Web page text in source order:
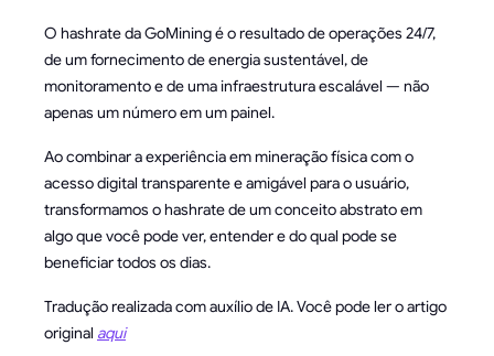
O hashrate da GoMining é o resultado de operações 24/7,
de um fornecimento de energia sustentável, de
monitoramento e de uma infraestrutura escalável — não
apenas um número em um painel.
Ao combinar a experiência em mineração física com o
acesso digital transparente e amigável para o usuário,
transformamos o hashrate de um conceito abstrato em
algo que você pode ver, entender e do qual pode se
beneficiar todos os dias.
Tradução realizada com auxílio de IA. Você pode ler o artigo
original aqui